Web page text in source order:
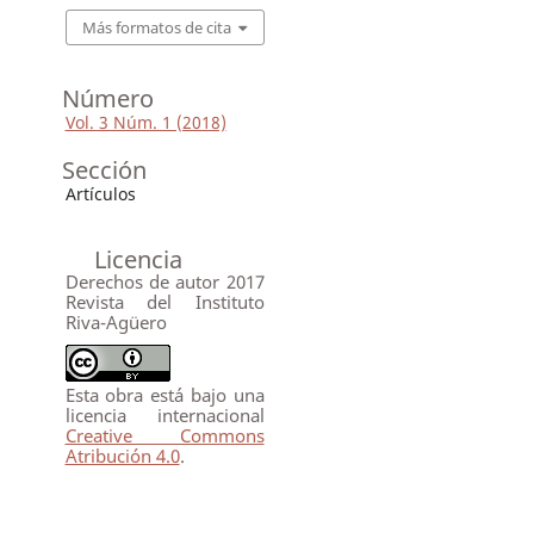
Más formatos de cita
Número
Vol. 3 Núm. 1 (2018)
Sección
Artículos
Licencia
Derechos de autor 2017
Revista del Instituto
Riva-Agüero
Esta obra está bajo una
licencia internacional
Creative Commons
Atribución 4.0.